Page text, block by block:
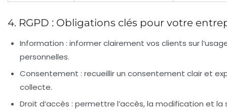
4. RGPD : Obligations clés pour votre
Information : informer clairement vos clients sur
personnelles.
Consentement : recueillir un consentement clair et
collecte.
Droit d’accès : permettre l’accès, la modification et la